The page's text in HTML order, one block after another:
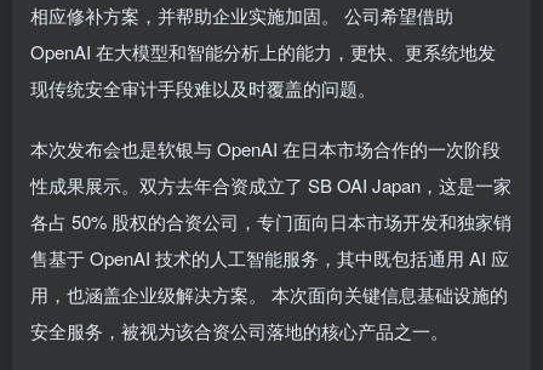
相应修补方案，并帮助企业实施加固。 公司希望借助
OpenAI 在大模型和智能分析上的能力，更快、更系统地发
现传统安全审计手段难以及时覆盖的问题。
本次发布会也是软银与 OpenAI 在日本市场合作的一次阶段
性成果展示。双方去年合资成立了 SB OAI Japan，这是一家
各占 50% 股权的合资公司，专门面向日本市场开发和独家销
售基于 OpenAI 技术的人工智能服务，其中既包括通用 AI 应
用，也涵盖企业级解决方案。 本次面向关键信息基础设施的
安全服务，被视为该合资公司落地的核心产品之一。